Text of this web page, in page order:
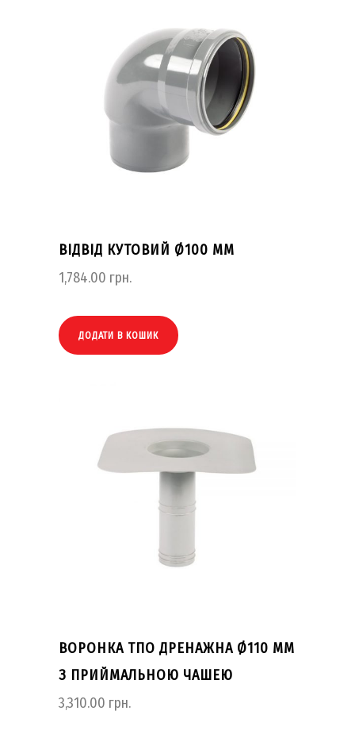
ВІДВІД КУТОВИЙ Ø100 ММ
1,784.00 грн.
ДОДАТИ В КОШИК
ВОРОНКА ТПО ДРЕНАЖНА Ø110 ММ
З ПРИЙМАЛЬНОЮ ЧАШЕЮ
3,310.00 грн.